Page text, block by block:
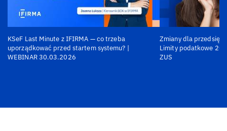
KSeF Last Minute z IFIRMA — co trzeba
uporządkować przed startem systemu? |
WEBINAR 30.03.2026
Zmiany dla
Limity podatkowe
ZUS